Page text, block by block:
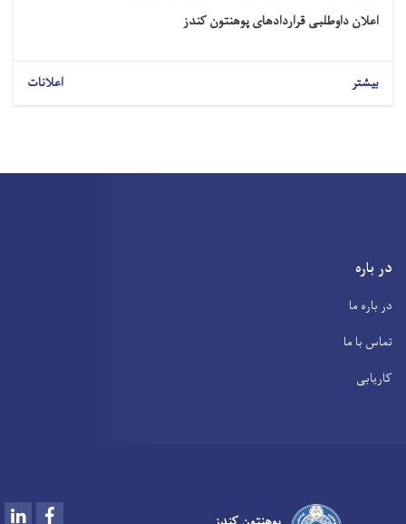
اعلان داوطلبی قراردادهای پوهنتون کندز
بیشتر اعلانات
در باره
در باره ما
تماس با ما
کاریابی
LinkedIn